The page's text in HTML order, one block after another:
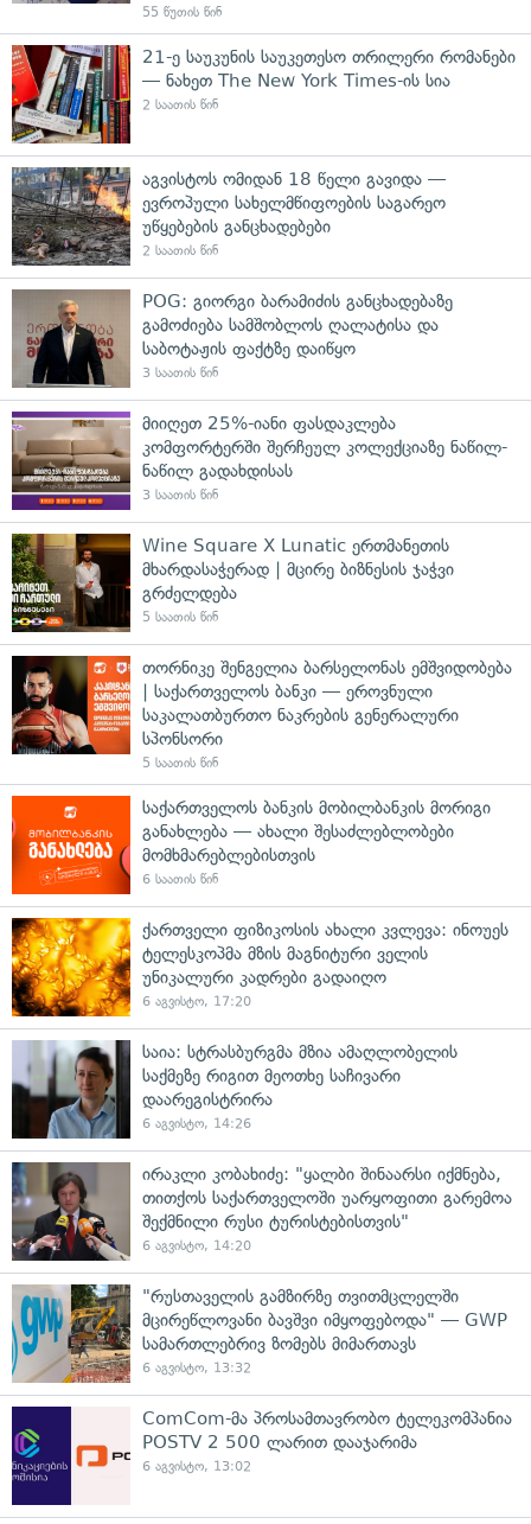
55 წუთის წინ
21-ე საუკუნის საუკეთესო თრილერი რომანები
— ნახეთ The New York Times-ის სია
2 საათის წინ
აგვისტოს ომიდან 18 წელი გავიდა —
ევროპული სახელმწიფოების საგარეო
უწყებების განცხადებები
2 საათის წინ
POG: გიორგი ბარამიძის განცხადებაზე
გამოძიება სამშობლოს ღალატისა და
საბოტაჟის ფაქტზე დაიწყო
3 საათის წინ
მიიღეთ 25%-იანი ფასდაკლება
კომფორტერში შერჩეულ კოლექციაზე ნაწილ-
ნაწილ გადახდისას
3 საათის წინ
Wine Square X Lunatic ერთმანეთის
მხარდასაჭერად | მცირე ბიზნესის ჯაჭვი
გრძელდება
5 საათის წინ
თორნიკე შენგელია ბარსელონას ემშვიდობება
| საქართველოს ბანკი — ეროვნული
საკალათბურთო ნაკრების გენერალური
სპონსორი
5 საათის წინ
საქართველოს ბანკის მობილბანკის მორიგი
განახლება — ახალი შესაძლებლობები
მომხმარებლებისთვის
6 საათის წინ
ქართველი ფიზიკოსის ახალი კვლევა: ინოუეს
ტელესკოპმა მზის მაგნიტური ველის
უნიკალური კადრები გადაიღო
6 აგვისტო, 17:20
საია: სტრასბურგმა მზია ამაღლობელის
საქმეზე რიგით მეოთხე საჩივარი
დაარეგისტრირა
6 აგვისტო, 14:26
ირაკლი კობახიძე: "ყალბი შინაარსი იქმნება,
თითქოს საქართველოში უარყოფითი გარემოა
შექმნილი რუსი ტურისტებისთვის"
6 აგვისტო, 14:20
"რუსთაველის გამზირზე თვითმცლელში
მცირეწლოვანი ბავშვი იმყოფებოდა" — GWP
სამართლებრივ ზომებს მიმართავს
6 აგვისტო, 13:32
ComCom-მა პროსამთავრობო ტელეკომპანია
POSTV 2 500 ლარით დააჯარიმა
6 აგვისტო, 13:02